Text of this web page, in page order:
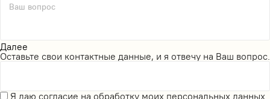
Ваш вопрос
Далее
Оставьте свои контактные данные, и я отвечу на Ваш вопрос.
Я даю согласие на обработку моих персональных данных